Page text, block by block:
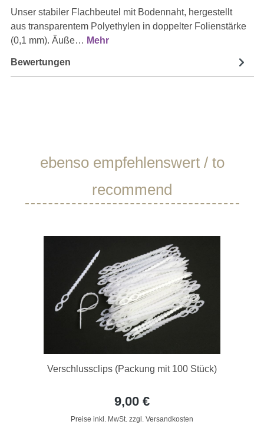
Unser stabiler Flachbeutel mit Bodennaht, hergestellt
aus transparentem Polyethylen in doppelter Folienstärke
(0,1 mm). Äuße… Mehr
Bewertungen
Produktgalerie überspringen
ebenso empfehlenswert / to
recommend
Verschlussclips (Packung mit 100 Stück)
9,00 €
Preise inkl. MwSt. zzgl. Versandkosten